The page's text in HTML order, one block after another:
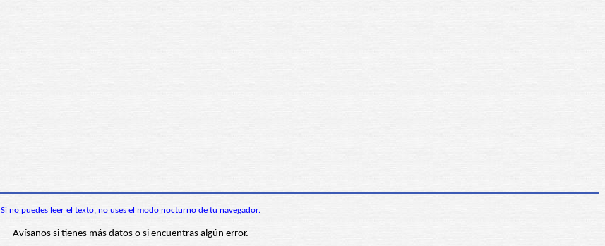
Si no puedes leer el texto, no uses el modo nocturno de tu navegador.
Avísanos si tienes más datos o si encuentras algún error.